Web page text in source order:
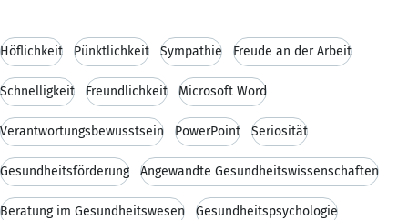
Höflichkeit Pünktlichkeit Sympathie Freude an der Arbeit
Schnelligkeit Freundlichkeit Microsoft Word
Verantwortungsbewusstsein PowerPoint Seriosität
Gesundheitsförderung Angewandte Gesundheitswissenschaften
Beratung im Gesundheitswesen Gesundheitspsychologie